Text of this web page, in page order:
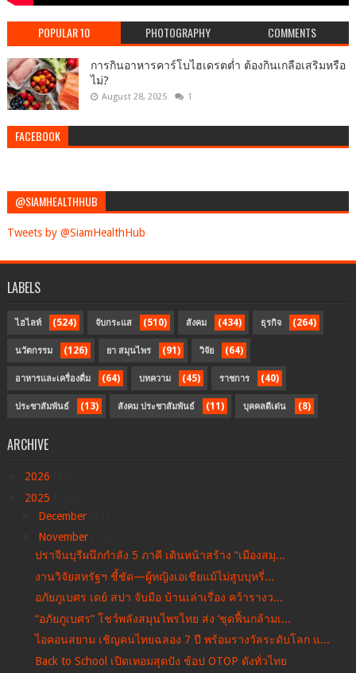
POPULAR 10 PHOTOGRAPHY COMMENTS
การกินอาหารคาร์โบไฮเดรตต่ำ ต้องกินเกลือเสริมหรือ
ไม่?
August 28, 2025 1
FACEBOOK
@SIAMHEALTHHUB
Tweets by @SiamHealthHub
LABELS
ไฮไลท์ (524) จับกระแส (510) สังคม (434) ธุรกิจ (264)
นวัตกรรม (126) ยา สมุนไพร (91) วิจัย (64)
อาหารและเครื่องดื่ม (64) บทความ (45) ราชการ (40)
ประชาสัมพันธ์ (13) สังคม ประชาสัมพันธ์ (11) บุคคลดีเด่น (8)
ARCHIVE
2026
2025
December
November
ปราจีนบุรีผนึกกำลัง 5 ภาคี เดินหน้าสร้าง “เมืองสมุ...
งานวิจัยสหรัฐฯ ชี้ชัด—ผู้หญิงเอเชียแม้ไม่สูบบุหรี่...
อภัยภูเบศร เดย์ สปา จับมือ บ้านเล่าเรื่อง คว้ารางว...
“อภัยภูเบศร” โชว์พลังสมุนไพรไทย ส่ง ‘ชุดฟื้นกล้ามเ...
ไอคอนสยาม เชิญคนไทยฉลอง 7 ปี พร้อมรางวัลระดับโลก แ...
Back to School เปิดเทอมสุดปัง ช้อป OTOP ดังทั่วไทย